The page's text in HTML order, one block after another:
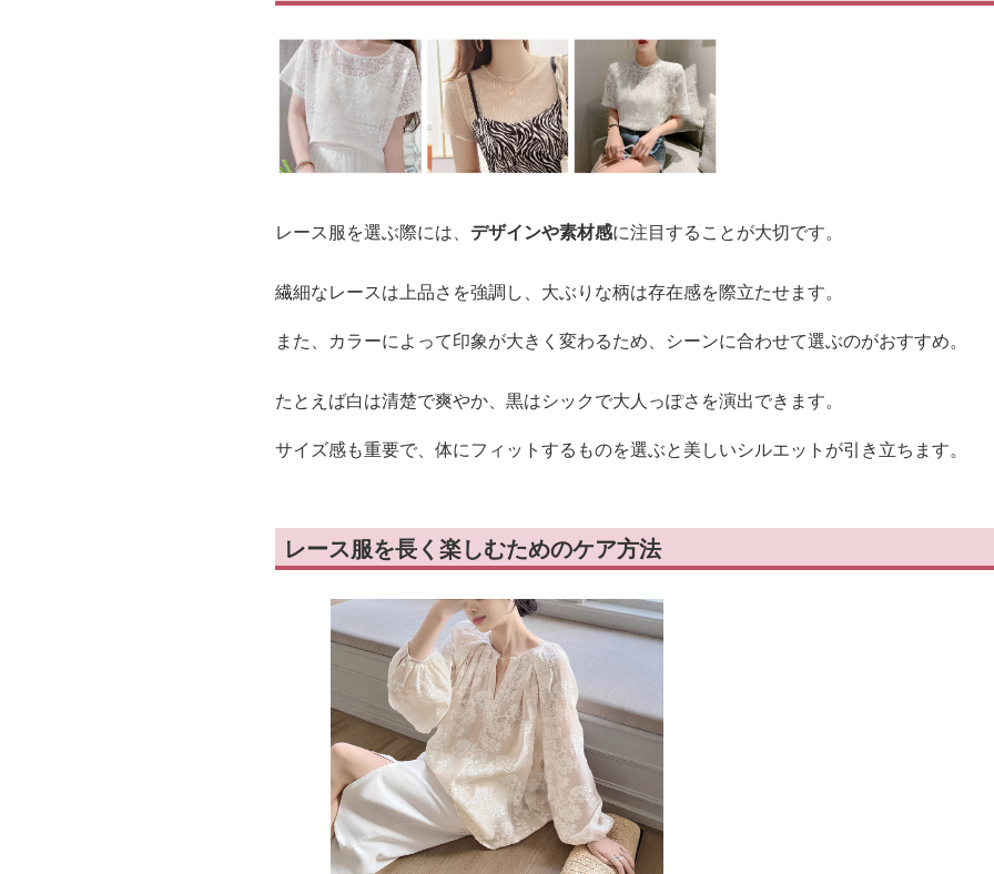
レース服を選ぶ際には、 デザインや素材感に注目することが大切です。
繊細なレースは上品さを強調し、大ぶりな柄は存在感を際立たせます。
また、カラーによって印象が大きく変わるため、シーンに合わせて選ぶのがおすすめ。
たとえば白は清楚で爽やか、黒はシックで大人っぽさを演出できます。
サイズ感も重要で、体にフィットするものを選ぶと美しいシルエットが引き立ちます。
レース服を長く楽しむためのケア方法